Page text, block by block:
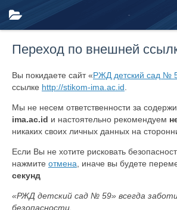
Переход по внешней
Вы покидаете сайт «РЖД детский сад №
ссылке http://stikom-ima.ac.id
Мы не несем ответственности за
ima.ac.id и настоятельно рекомендуем
никаких своих личных данных на
Если Вы не хотите рисковать
нажмите отмена , иначе вы будете
секунд
«РЖД детский сад № 59» всегда
безопасности.